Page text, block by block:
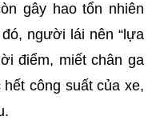
gây hao tổn nhiên
người lái nên “lựa
điểm, miết chân ga
công suất của xe,